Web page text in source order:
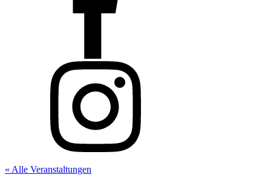
« Alle Veranstaltungen